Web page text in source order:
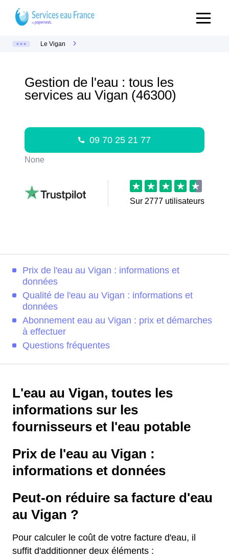
Le Vigan
Gestion de l'eau : tous les
services au Vigan (46300)
09 70 25 21 77
None
Sur 2777 utilisateurs
Prix de l'eau au Vigan : informations et
données
Qualité de l'eau au Vigan : informations et
données
Abonnement eau au Vigan : prix et démarches
à effectuer
Questions fréquentes
L'eau au Vigan, toutes les
informations sur les
fournisseurs et l'eau potable
Prix de l'eau au Vigan :
informations et données
Peut-on réduire sa facture d'eau
au Vigan ?
Pour calculer le coût de votre facture d'eau, il
suffit d'additionner deux éléments :